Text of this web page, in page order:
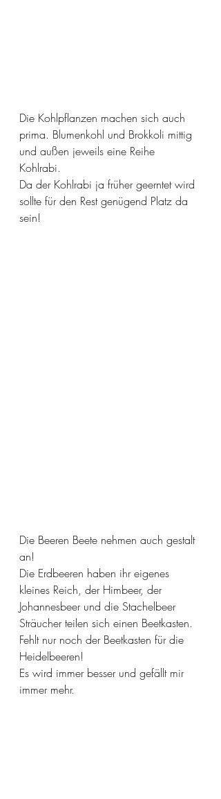
Die Kohlpflanzen machen sich auch
prima. Blumenkohl und Brokkoli mittig
und außen jeweils eine Reihe
Kohlrabi.
Da der Kohlrabi ja früher geerntet wird
sollte für den Rest genügend Platz da
sein!
Die Beeren Beete nehmen auch gestalt
an!
Die Erdbeeren haben ihr eigenes
kleines Reich, der Himbeer, der
Johannesbeer und die Stachelbeer
Sträucher teilen sich einen Beetkasten.
Fehlt nur noch der Beetkasten für die
Heidelbeeren!
Es wird immer besser und gefällt mir
immer mehr.